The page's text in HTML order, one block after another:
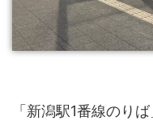
「新潟駅1番線のり